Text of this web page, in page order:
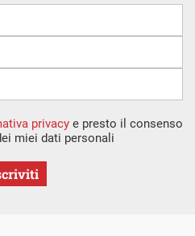
privacy e presto il consenso
miei dati personali